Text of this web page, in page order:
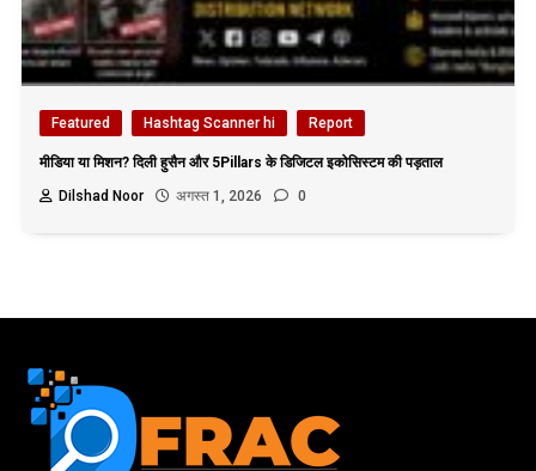
Featured Hashtag Scanner hi Report
मीडिया या मिशन? दिली हुसैन और 5Pillars के डिजिटल इकोसिस्टम की पड़ताल
Dilshad Noor
अगस्त 1, 2026 0